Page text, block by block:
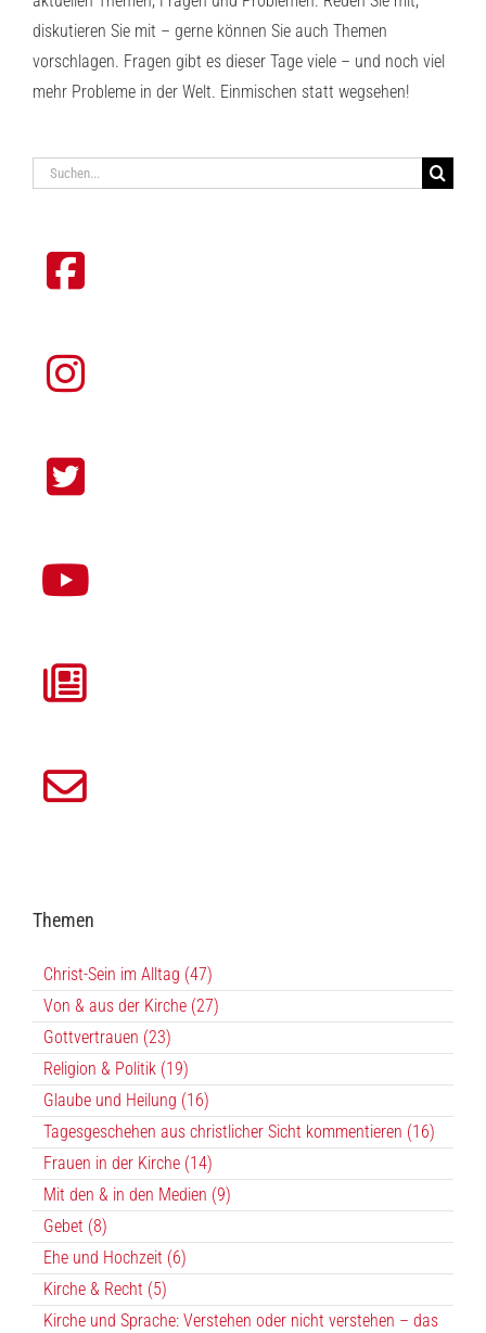
diskutieren Sie mit – gerne können Sie auch Themen
vorschlagen. Fragen gibt es dieser Tage viele – und noch viel
mehr Probleme in der Welt. Einmischen statt wegsehen!
Suche
Themen
Christ-Sein im Alltag (47)
Von & aus der Kirche (27)
Gottvertrauen (23)
Religion & Politik (19)
Glaube und Heilung (16)
Tagesgeschehen aus christlicher Sicht kommentieren (16)
Frauen in der Kirche (14)
Mit den & in den Medien (9)
Gebet (8)
Ehe und Hochzeit (6)
Kirche & Recht (5)
Kirche und Sprache: Verstehen oder nicht verstehen – das